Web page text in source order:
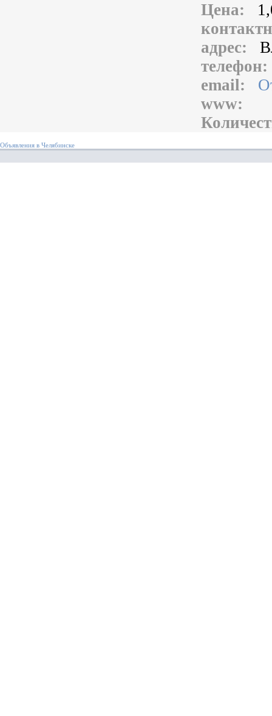
Цена:
адрес:
email:
www:
Объявления в Челябинске